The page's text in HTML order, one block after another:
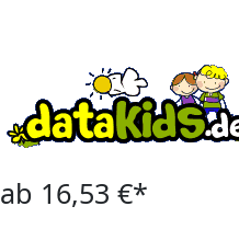
ab 16,53 €*